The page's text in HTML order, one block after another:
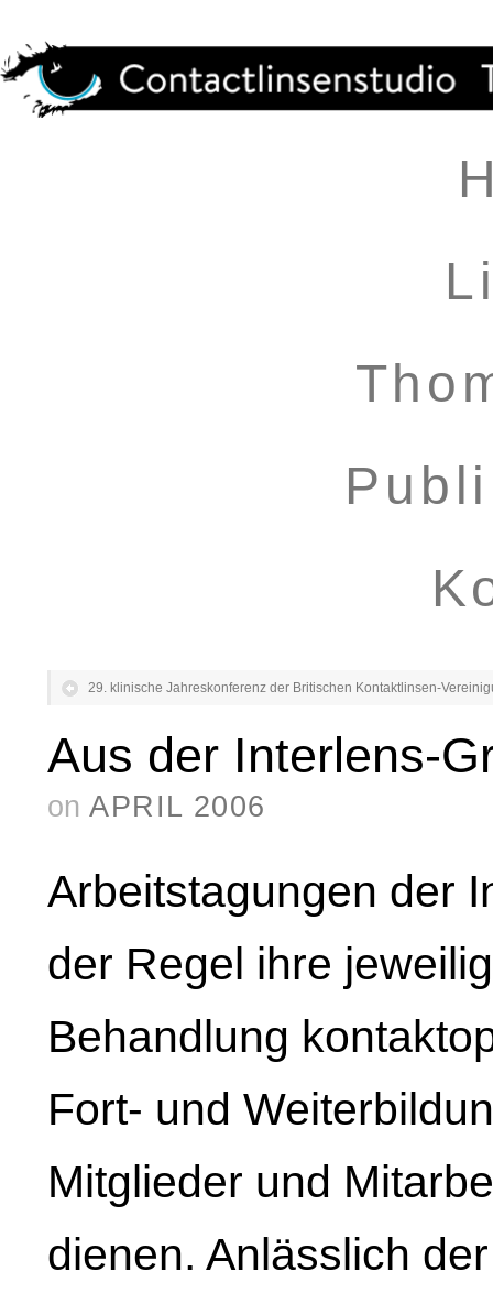
29. klinische Jahreskonferenz der Britischen Kontaktlinsen-
Aus der Interlens-
on APRIL 2006
Arbeitstagungen der
der Regel ihre
Behandlung
Fort- und
Mitglieder und
dienen. Anlässlich